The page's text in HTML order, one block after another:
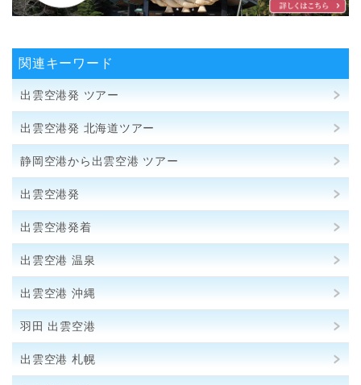
関連キーワード
出雲空港発 ツアー
出雲空港発 北海道ツアー
静岡空港から出雲空港 ツアー
出雲空港発
出雲空港発着
出雲空港 温泉
出雲空港 沖縄
羽田 出雲空港
出雲空港 札幌